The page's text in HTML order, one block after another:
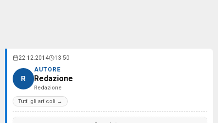
22.12.2014 13:50
R
AUTORE
Redazione
Redazione
Tutti gli articoli →